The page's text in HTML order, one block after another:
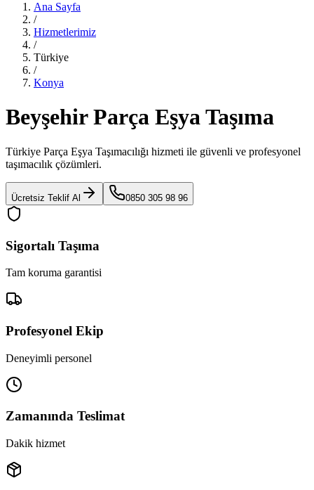
Ana Sayfa
/
Hizmetlerimiz
/
Türkiye
/
Konya
Beyşehir Parça Eşya Taşıma
Türkiye Parça Eşya Taşımacılığı hizmeti ile güvenli ve profesyonel
taşımacılık çözümleri.
Ücretsiz Teklif Al 0850 305 98 96
Sigortalı Taşıma
Tam koruma garantisi
Profesyonel Ekip
Deneyimli personel
Zamanında Teslimat
Dakik hizmet